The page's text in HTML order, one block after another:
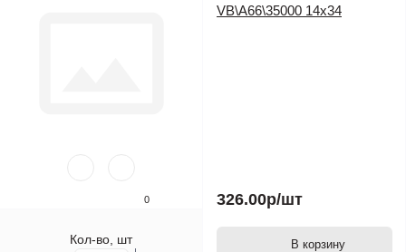
0
Кол-во, шт
VB\A66\35000 14х34
326.00р/шт
В корзину